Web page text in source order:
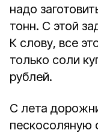
надо
тонн. С этой
К слову, все
только соли
рублей.
С лета
пескосоляную